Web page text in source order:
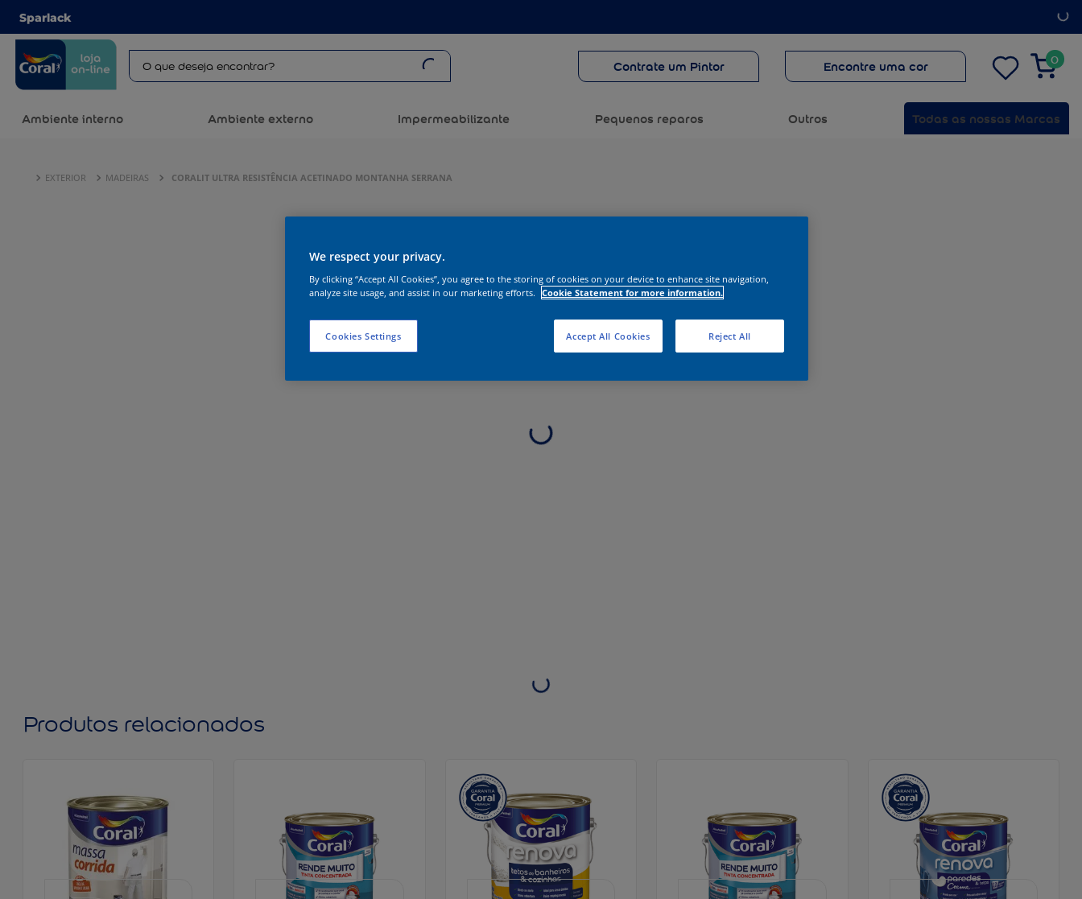
Sparlack
Contrate um Pintor Encontre uma cor 0
Ambiente interno Ambiente externo Impermeabilizante Pequenos reparos Outros Todas as nossas Marcas
EXTERIOR MADEIRAS CORALIT ULTRA RESISTÊNCIA ACETINADO MONTANHA SERRANA
Produtos relacionados
We respect your privacy.
By clicking “Accept All Cookies”, you agree to the storing of cookies on your device to enhance site navigation,
analyze site usage, and assist in our marketing efforts. Cookie Statement for more information.
Cookies Settings Reject All
Accept All Cookies